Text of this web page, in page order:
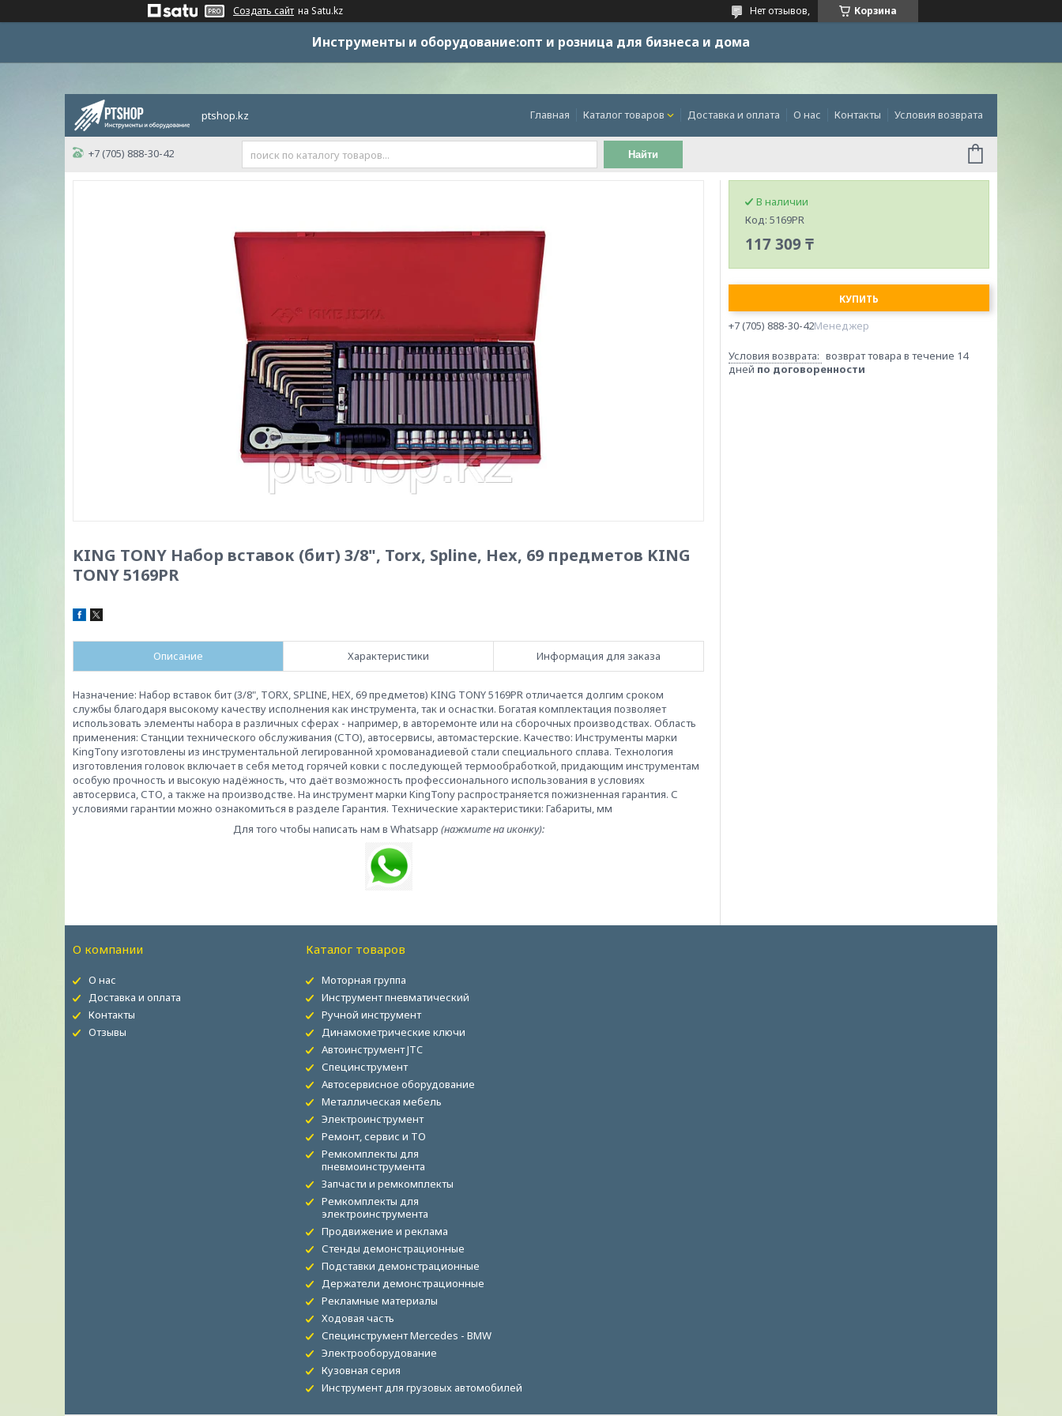
Создать сайт на Satu.kz Корзина
Нет отзывов,
Инструменты и оборудование:опт и розница для бизнеса и дома
ptshop.kz Главная Каталог товаров Доставка и оплата О нас Контакты Условия возврата
+7 (705) 888-30-42 Найти
KING TONY Набор вставок (бит) 3/8", Torx, Spline, Hex, 69 предметов KING
TONY 5169PR
Описание Характеристики Информация для заказа
Назначение: Набор вставок бит (3/8", TORX, SPLINE, HEX, 69 предметов) KING TONY 5169PR отличается долгим сроком
службы благодаря высокому качеству исполнения как инструмента, так и оснастки. Богатая комплектация позволяет
использовать элементы набора в различных сферах - например, в авторемонте или на сборочных производствах. Область
применения: Станции технического обслуживания (СТО), автосервисы, автомастерские. Качество: Инструменты марки
KingTony изготовлены из инструментальной легированной хромованадиевой стали специального сплава. Технология
изготовления головок включает в себя метод горячей ковки с последующей термообработкой, придающим инструментам
особую прочность и высокую надёжность, что даёт возможность профессионального использования в условиях
автосервиса, СТО, а также на производстве. На инструмент марки KingTony распространяется пожизненная гарантия. С
условиями гарантии можно ознакомиться в разделе Гарантия. Технические характеристики: Габариты, мм
Для того чтобы написать нам в Whatsapp (нажмите на иконку):
В наличии
Код: 5169PR
117 309 ₸
КУПИТЬ
+7 (705) 888-30-42Менеджер
возврат товара в течение 14
дней по договоренности
О компании
О нас
Доставка и оплата
Контакты
Отзывы
Каталог товаров
Моторная группа
Инструмент пневматический
Ручной инструмент
Динамометрические ключи
Автоинструмент JTC
Специнструмент
Автосервисное оборудование
Металлическая мебель
Электроинструмент
Ремонт, сервис и ТО
Ремкомплекты для
пневмоинструмента
Запчасти и ремкомплекты
Ремкомплекты для
электроинструмента
Продвижение и реклама
Стенды демонстрационные
Подставки демонстрационные
Держатели демонстрационные
Рекламные материалы
Ходовая часть
Специнструмент Mercedes - BMW
Электрооборудование
Кузовная серия
Инструмент для грузовых автомобилей